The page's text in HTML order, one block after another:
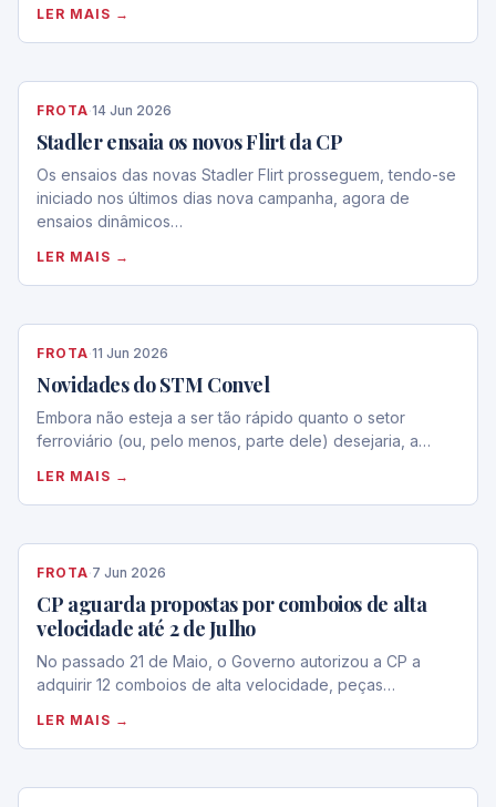
LER MAIS →
FROTA·14 Jun 2026
Stadler ensaia os novos Flirt da CP
Os ensaios das novas Stadler Flirt prosseguem, tendo-se
iniciado nos últimos dias nova campanha, agora de
ensaios dinâmicos…
LER MAIS →
FROTA·11 Jun 2026
Novidades do STM Convel
Embora não esteja a ser tão rápido quanto o setor
ferroviário (ou, pelo menos, parte dele) desejaria, a…
LER MAIS →
FROTA·7 Jun 2026
CP aguarda propostas por comboios de alta
velocidade até 2 de Julho
No passado 21 de Maio, o Governo autorizou a CP a
adquirir 12 comboios de alta velocidade, peças…
LER MAIS →